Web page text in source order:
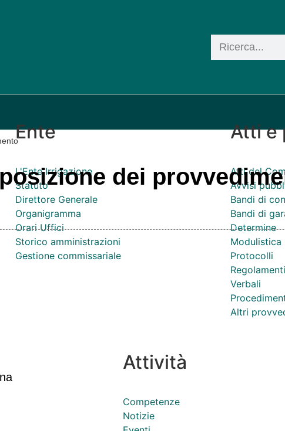
Ente
L'Ente Irrigazione
Statuto
Direttore Generale
Organigramma
Orari Uffici
Storico amministrazioni
Gestione commissariale
Atti e
Atti del
Avvisi
Bandi di
Bandi di
Determine
Modulistica
Protocolli
Regolamenti
Verbali
Altri
Attività
Competenze
Notizie
dei